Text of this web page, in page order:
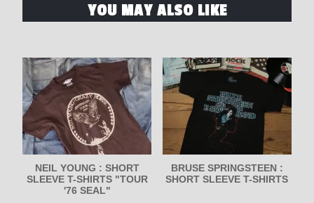
YOU MAY ALSO LIKE
NEIL YOUNG : SHORT
SLEEVE T-SHIRTS "TOUR
'76 SEAL"
BRUSE SPRINGSTEEN :
SHORT SLEEVE T-SHIRTS